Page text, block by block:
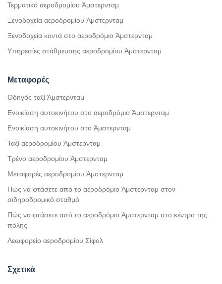
Τερματικό αεροδρομίου Άμστερνταμ
Ξενοδοχεία αεροδρομίου Άμστερνταμ
Ξενοδοχεία κοντά στο αεροδρόμιο Άμστερνταμ
Υπηρεσίες στάθμευσης αεροδρομίου Άμστερνταμ
Μεταφορές
Οδηγός ταξί Άμστερνταμ
Ενοικίαση αυτοκινήτου στο αεροδρόμιο Άμστερνταμ
Ενοικίαση αυτοκινήτου στο Άμστερνταμ
Ταξί αεροδρομίου Άμστερνταμ
Τρένο αεροδρομίου Άμστερνταμ
Μεταφορές αεροδρομίου Άμστερνταμ
Πώς να φτάσετε από το αεροδρόμιο Άμστερνταμ στον
σιδηροδρομικό σταθμό
Πώς να φτάσετε από το αεροδρόμιο Άμστερνταμ στο κέντρο της
πόλης
Λεωφορείο αεροδρομίου Σίφολ
Σχετικά